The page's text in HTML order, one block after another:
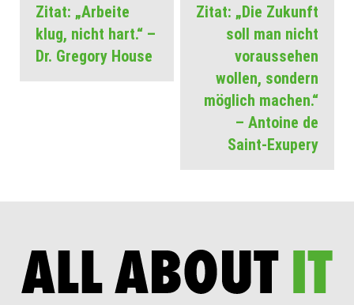
Vorheriger
Beitrag:
Zitat: „Arbeite
klug, nicht hart.“ –
Dr. Gregory House
Nächster
Beitrag:
Zitat: „Die Zukunft
soll man nicht
voraussehen
wollen, sondern
möglich machen.“
– Antoine de
Saint-Exupery